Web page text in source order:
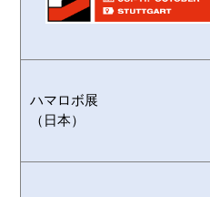
ハマロボ展
（日本）